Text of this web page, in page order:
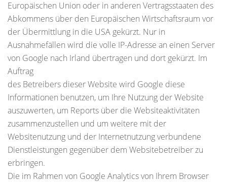
Europäischen Union oder in anderen Vertragsstaaten des
Abkommens über den Europäischen Wirtschaftsraum vor
der Übermittlung in die USA gekürzt. Nur in
Ausnahmefällen wird die volle IP-Adresse an einen Server
von Google nach Irland übertragen und dort gekürzt. Im
Auftrag
des Betreibers dieser Website wird Google diese
Informationen benutzen, um Ihre Nutzung der Website
auszuwerten, um Reports über die Websiteaktivitäten
zusammenzustellen und um weitere mit der
Websitenutzung und der Internetnutzung verbundene
Dienstleistungen gegenüber dem Websitebetreiber zu
erbringen.
Die im Rahmen von Google Analytics von Ihrem Browser